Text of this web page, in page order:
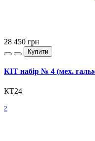
28 450 грн
Купити
КІТ набір № 4 (мех.
КТ24
2